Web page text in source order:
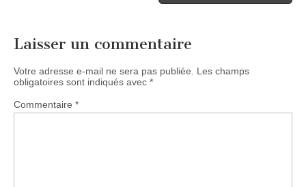
Laisser un commentaire
Votre adresse e-mail ne sera pas publiée.
Les champs
obligatoires sont indiqués avec *
Commentaire *